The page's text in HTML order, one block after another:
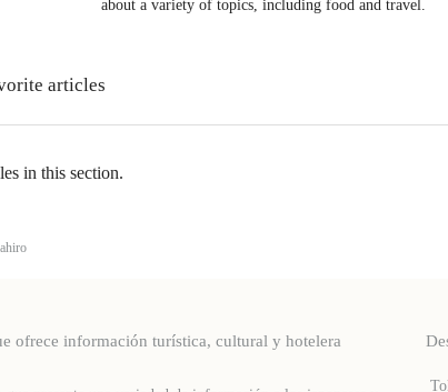
about a variety of topics, including food and travel.
articles
in this section.
ofrece información turística, cultural y hotelera